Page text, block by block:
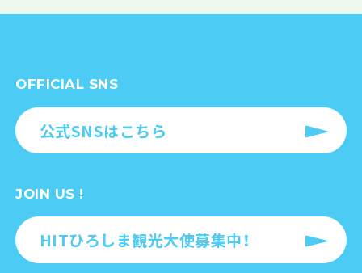
OFFICIAL SNS
公式SNSはこちら
JOIN US !
HITひろしま観光大使募集中！